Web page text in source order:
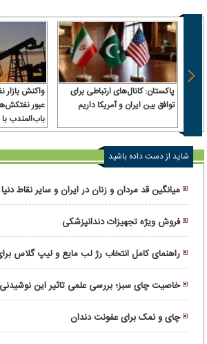
پاکستان: کانال‌های ارتباطی برای
توافق بین ایران و آمریکا داریم
واکنش بازار
عبور
باب‌المندب با
شاید از دست داده باشید
میانگین قد مردان و زنان در ایران و سایر نقاط دنیا
فروش ویژه تجهیزات دندانپزشکی
راهنمای کامل انتخاب رژ لب مایع و لیپ گلاس
درخشان
خاصیت چای سبز؛ بررسی علمی تاثیر این
بدنچای و نمک برای عفونت دندان